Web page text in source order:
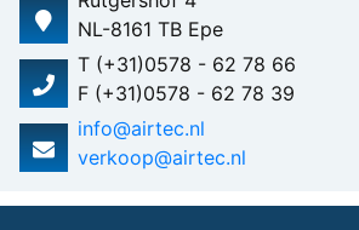
NL-8161 TB Epe
T (+31)0578 - 62 78 66
F (+31)0578 - 62 78 39
info@airtec.nl
verkoop@airtec.nl